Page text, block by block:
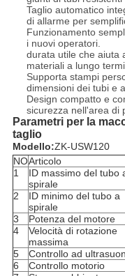
Taglio automatico
di allarme per
Funzionamento
i nuovi operatori.
durata utile che aiuta
materiali a lungo
Supporta stampi
dimensioni dei tubi e
Design compatto e
sicurezza nell'area di
Parametri per la
taglio
Modello:ZK-USW120
NOArticolo
1
ID massimo del tubo
spirale
2
ID minimo del tubo a
spirale
3 Potenza del motore
4
Velocità di rotazione
massima
5 Controllo ad
6
Controllo motorio